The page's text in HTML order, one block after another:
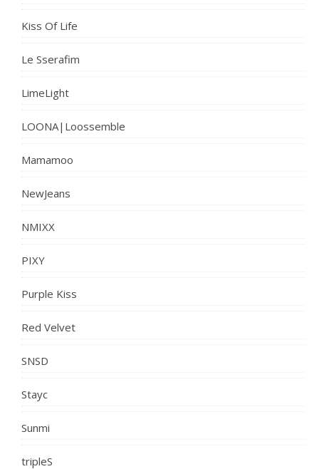
Kiss Of Life
Le Sserafim
LimeLight
LOONA|Loossemble
Mamamoo
NewJeans
NMIXX
PIXY
Purple Kiss
Red Velvet
SNSD
Stayc
Sunmi
tripleS